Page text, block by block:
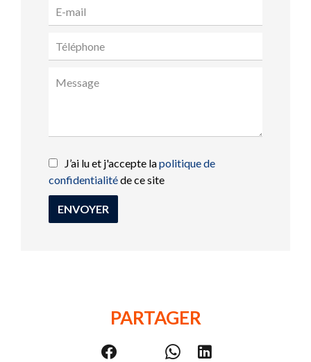
J’ai lu et j'accepte lapolitique de
confidentialitéde ce site
ENVOYER
PARTAGER